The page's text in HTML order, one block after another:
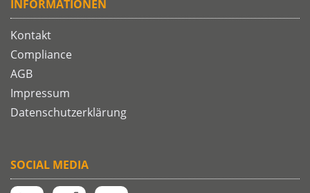
INFORMATIONEN
Kontakt
Compliance
AGB
Impressum
Datenschutzerklärung
SOCIAL MEDIA